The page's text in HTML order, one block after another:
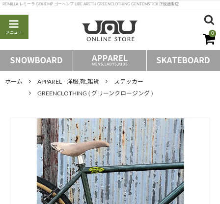
REMILLA レミーラ GOHEMP ゴーヘンプ LIBE ARETH GREENCLOTHING GENTEMSTICK 正規通販店
メニュー 0
ホーム APPAREL - 洋服,靴,雑貨 ステッカー
GREENCLOTHING ( グリーンクロージング )